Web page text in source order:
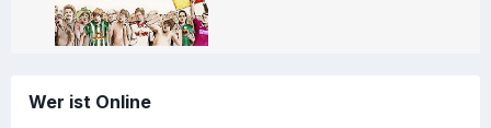
Wer ist Online